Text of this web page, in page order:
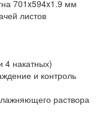
701x594x1.9 мм
листов
4 накатных)
и контроль
раствора